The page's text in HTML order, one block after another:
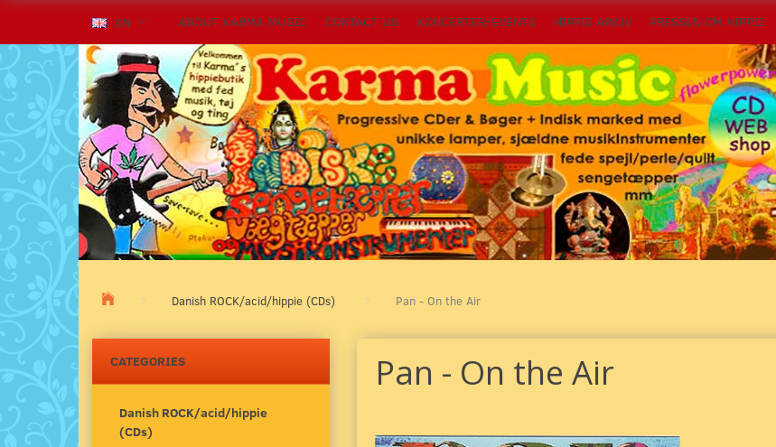
EN ABOUT KARMA MUSIC CONTACT US KONCERTER/EVENTS HIPPIE ARKIV PRESSEN OM HIPPIE
Danish ROCK/acid/hippie (CDs) Pan - On the Air
CATEGORIES
Danish ROCK/acid/hippie
(CDs)
Pan - On the Air